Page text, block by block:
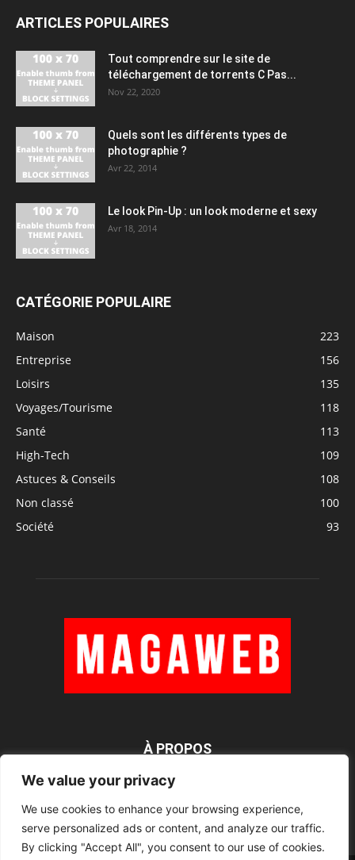
We value your privacy
We use cookies to enhance your browsing experience,
serve personalized ads or content, and analyze our traffic.
By clicking "Accept All", you consent to our use of cookies.
ARTICLES POPULAIRES
Tout comprendre sur le site de
téléchargement de torrents C Pas...
Nov 22, 2020
Quels sont les différents types de
photographie ?
Avr 22, 2014
Le look Pin-Up : un look moderne et sexy
Avr 18, 2014
CATÉGORIE POPULAIRE
Maison
223
Entreprise
156
Loisirs
135
Voyages/Tourisme
118
Santé
113
High-Tech
109
Astuces & Conseils
108
Non classé
100
Société
93
À PROPOS
SUIVEZ NOUS